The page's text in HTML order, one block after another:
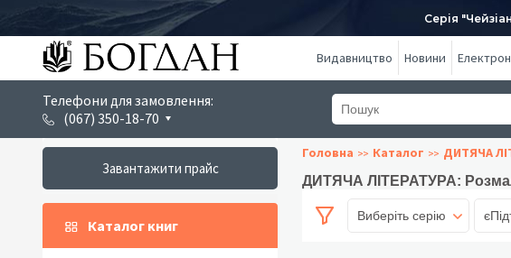
Серія
Видавництво Новини
Телефони для замовлення:
(067) 350-18-70
Завантажити прайс
Каталог книг
Головна Каталог ДИТЯЧА
ДИТЯЧА ЛІТЕРАТУРА:
Виберіть серію